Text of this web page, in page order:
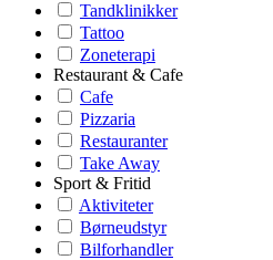
Tandklinikker
Tattoo
Zoneterapi
Restaurant & Cafe
Cafe
Pizzaria
Restauranter
Take Away
Sport & Fritid
Aktiviteter
Børneudstyr
Bilforhandler